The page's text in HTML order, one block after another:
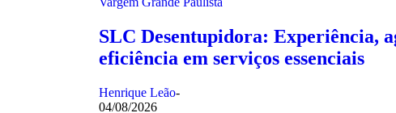
SLC Desentupidora: Experiência,
eficiência em serviços essenciais
Henrique Leão-
04/08/2026